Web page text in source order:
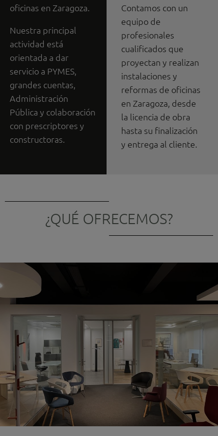
oficinas en Zaragoza.
Nuestra principal
actividad está
orientada a dar
servicio a PYMES,
grandes cuentas,
Administración
Pública y colaboración
con prescriptores y
constructoras.
Contamos con un
equipo de
profesionales
cualificados que
proyectan y realizan
instalaciones y
reformas de oficinas
en Zaragoza, desde
la licencia de obra
hasta su finalización
y entrega al cliente.
¿QUÉ OFRECEMOS?